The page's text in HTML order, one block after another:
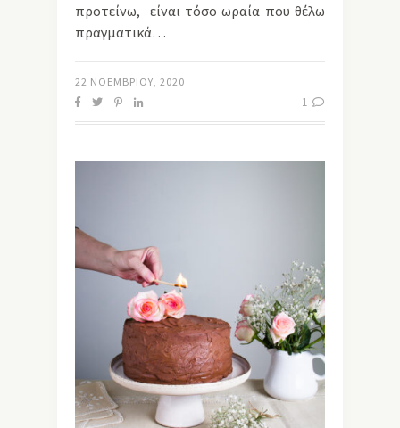
προτείνω, είναι τόσο ωραία που θέλω
πραγματικά…
22 ΝΟΕΜΒΡΊΟΥ, 2020
1